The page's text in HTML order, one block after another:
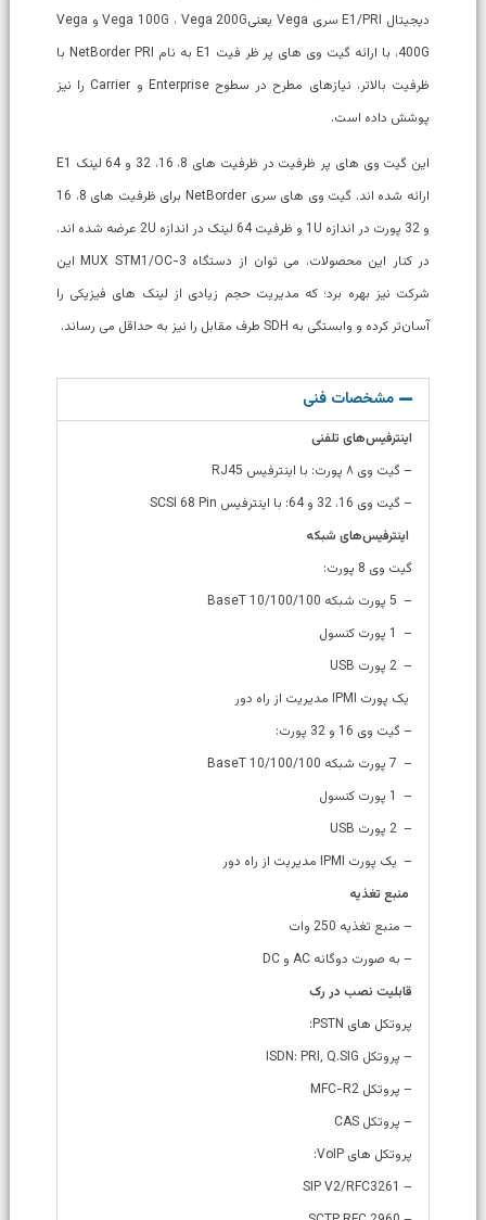
دیجیتال E1/PRI سری Vega یعنیVega 100G ، Vega 200G و Vega
400G، با ارائه گیت وی های پر ظر فیت E1 به نام NetBorder PRI با
ظرفیت بالاتر، نیازهای مطرح در سطوح Enterprise و Carrier را نیز
پوشش داده است.
این گیت وی های پر ظرفیت در ظرفیت های 8، 16، 32 و 64 لینک E1
ارائه شده اند. گیت وی های سری NetBorder برای ظرفیت های 8، 16
و 32 پورت در اندازه 1U و ظرفیت 64 لینک در اندازه 2U عرضه شده اند.
در کنار این محصولات، می توان از دستگاه MUX STM1/OC-3 این
شرکت نیز بهره برد؛ که مدیریت حجم زیادی از لینک های فیزیکی را
آسان‌تر کرده و وابستگی به SDH طرف مقابل را نیز به حداقل می رساند.
مشخصات فنی
اینترفیس‌های تلفنی
– گیت وی ۸ پورت: با اینترفیس RJ45
– گیت وی 16، 32 و 64: با اینترفیس SCSI 68 Pin
اینترفیس‌های شبکه
گیت وی 8 پورت:
– 5 پورت شبکه 10/100/100 BaseT
– 1 پورت کنسول
– 2 پورت USB
یک پورت IPMI مدیریت از راه دور
– گیت وی 16 و 32 پورت:
– 7 پورت شبکه 10/100/100 BaseT
– 1 پورت کنسول
– 2 پورت USB
– یک پورت IPMI مدیریت از راه دور
منبع تغذیه
– منبع تغذیه 250 وات
– به صورت دوگانه AC و DC
قابلیت نصب در رک
پروتکل های PSTN:
– پروتکل ISDN: PRI, Q.SIG
– پروتکل MFC-R2
– پروتکل CAS
پروتکل های VoIP:
– SIP V2/RFC3261